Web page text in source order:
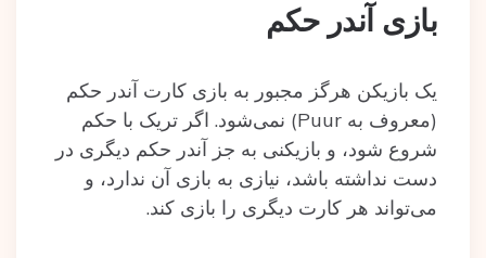
بازی آندر حکم
یک بازیکن هرگز مجبور به بازی کارت آندر حکم
(معروف به Puur) نمی‌شود. اگر تریک با حکم
شروع شود، و بازیکنی به جز آندر حکم دیگری در
دست نداشته باشد، نیازی به بازی آن ندارد، و
می‌تواند هر کارت دیگری را بازی کند.